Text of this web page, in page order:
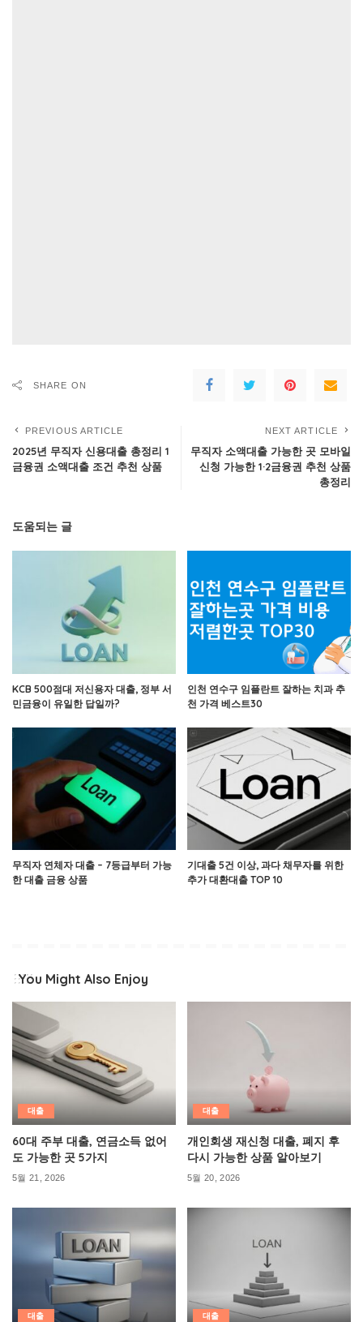
SHARE ON
PREVIOUS ARTICLE
2025년 무직자 신용대출 총정리 1
금융권 소액대출 조건 추천 상품
NEXT ARTICLE
무직자 소액대출 가능한 곳 모바일
신청 가능한 1·2금융권 추천 상품
총정리
도움되는 글
KCB 500점대 저신용자 대출, 정부 서
민금융이 유일한 답일까?
인천 연수구 임플란트 잘하는 치과 추
천 가격 베스트30
무직자 연체자 대출 – 7등급부터 가능
한 대출 금융 상품
기대출 5건 이상, 과다 채무자를 위한
추가 대환대출 TOP 10
You Might Also Enjoy
대출
60대 주부 대출, 연금소득 없어
도 가능한 곳 5가지
5월 21, 2026
대출
개인회생 재신청 대출, 폐지 후
다시 가능한 상품 알아보기
5월 20, 2026
대출 대출